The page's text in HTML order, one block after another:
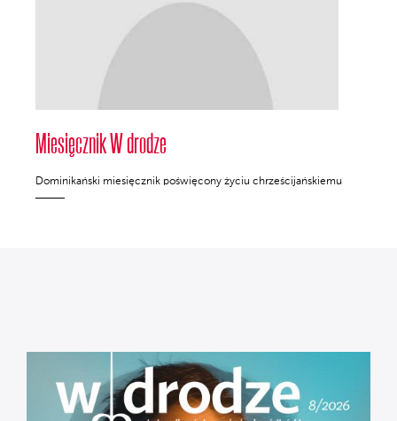
Miesięcznik W drodze
Dominikański miesięcznik poświęcony życiu chrześcijańskiemu